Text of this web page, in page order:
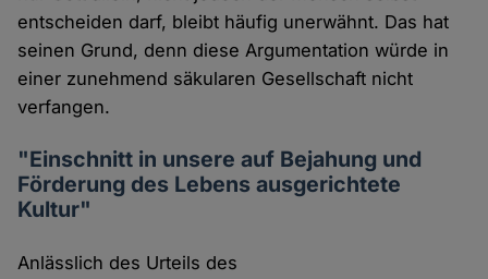
entscheiden darf, bleibt häufig unerwähnt. Das hat
seinen Grund, denn diese Argumentation würde in
einer zunehmend säkularen Gesellschaft nicht
verfangen.
"Einschnitt in unsere auf Bejahung und
Förderung des Lebens ausgerichtete
Kultur"
Anlässlich des Urteils des